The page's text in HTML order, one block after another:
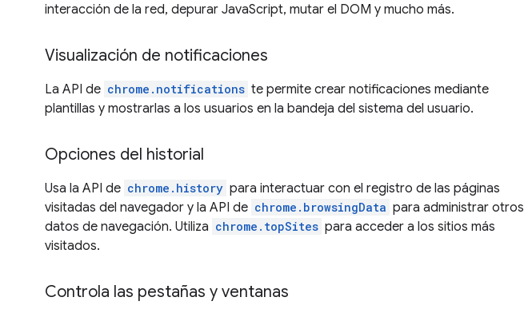
interacción de la red, depurar JavaScript, mutar el DOM y mucho más.
Visualización de notificaciones
La API de chrome.notifications te permite crear notificaciones mediante
plantillas y mostrarlas a los usuarios en la bandeja del sistema del usuario.
Opciones del historial
Usa la API de chrome.history para interactuar con el registro de las páginas
visitadas del navegador y la API de chrome.browsingData para administrar otros
datos de navegación. Utiliza chrome.topSites para acceder a los sitios más
visitados.
Controla las pestañas y ventanas